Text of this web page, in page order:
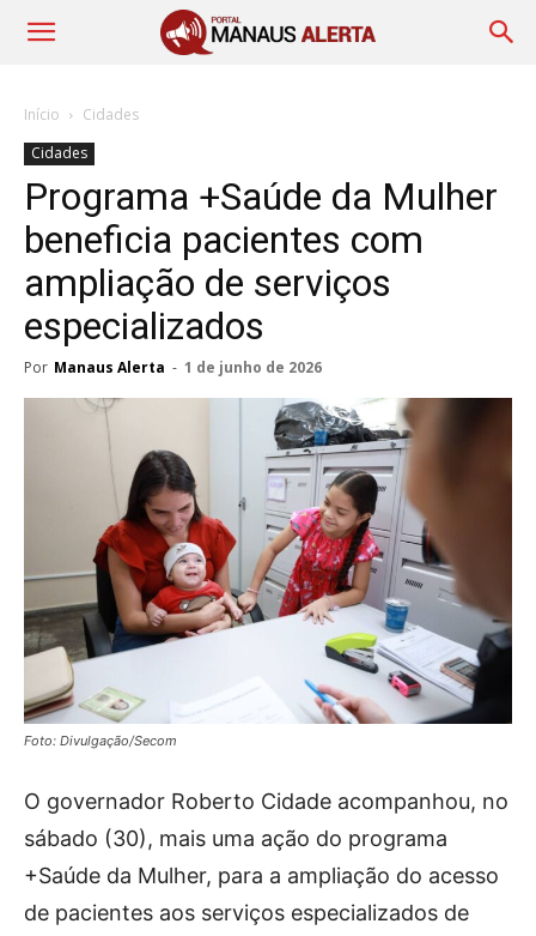
Início
Cidades
Cidades
Programa +Saúde da Mulher
beneficia pacientes com
ampliação de serviços
especializados
Por Manaus Alerta - 1 de junho de 2026
Foto: Divulgação/Secom
O governador Roberto Cidade acompanhou, no
sábado (30), mais uma ação do programa
+Saúde da Mulher, para a ampliação do acesso
de pacientes aos serviços especializados de